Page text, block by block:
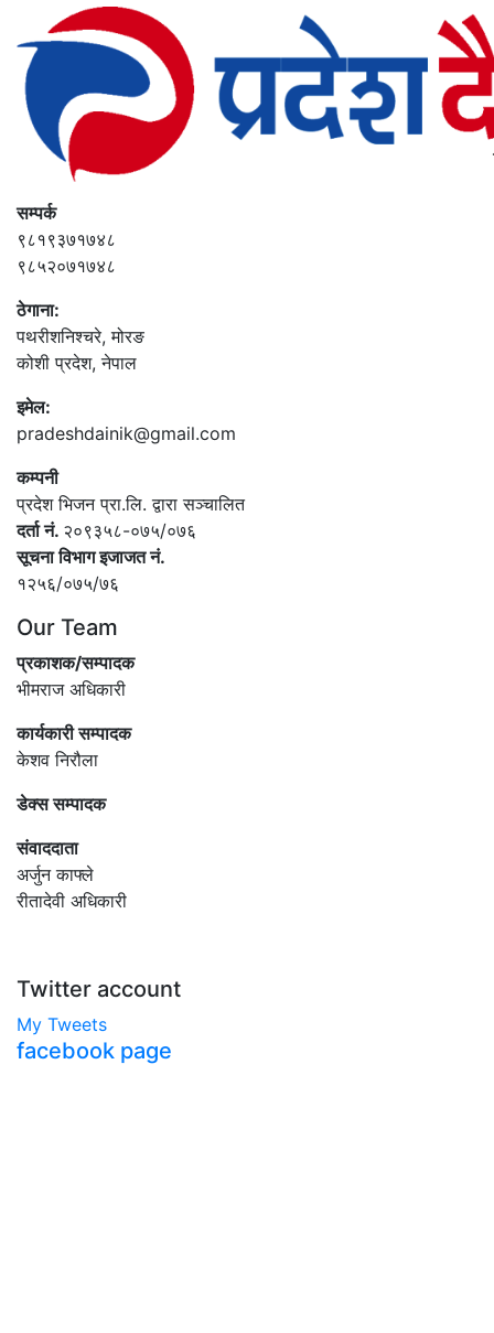
सम्पर्क
९८१९३७१७४८
९८५२०७१७४८
ठेगाना:
पथरीशनिश्‍चरे, मोरङ
कोशी प्रदेश, नेपाल
इमेल:
pradeshdainik@gmail.com
कम्पनी
प्रदेश भिजन प्रा.लि. द्वारा सञ्‍चालित
दर्ता नं. २०९३५८-०७५/०७६
सूचना विभाग इजाजत नं.
१२५६/०७५/७६
Our Team
प्रकाशक/सम्पादक
भीमराज अधिकारी
कार्यकारी सम्पादक
केशव निरौला
डेक्स सम्पादक
संवाददाता
अर्जुन काफ्ले
रीतादेवी अधिकारी
Twitter account
My Tweets
facebook page